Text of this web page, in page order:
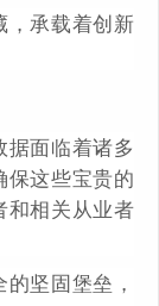
，承载着创新
面临着诸多
保这些宝贵的
和相关从业者
坚固堡垒，